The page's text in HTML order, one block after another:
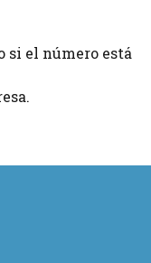
si el número está